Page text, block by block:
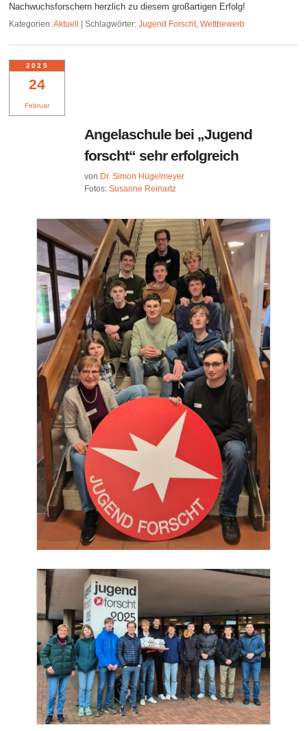
Nachwuchsforschern herzlich zu diesem großartigen Erfolg!
Kategorien:Aktuell |Schlagwörter: Jugend Forscht,Wettbewerb
24
Februar
2025
Angelaschule bei „Jugend
forscht“ sehr erfolgreich
von Dr. Simon Hügelmeyer
Fotos:Susanne Reinartz